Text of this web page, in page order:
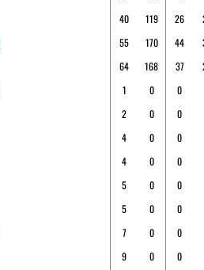
40 119 26
55 170 44
64 168 37
1 0
0
2 0
0
4 0
0
4 0
0
5 0
0
5 0
0
7 0
0
9 0
0